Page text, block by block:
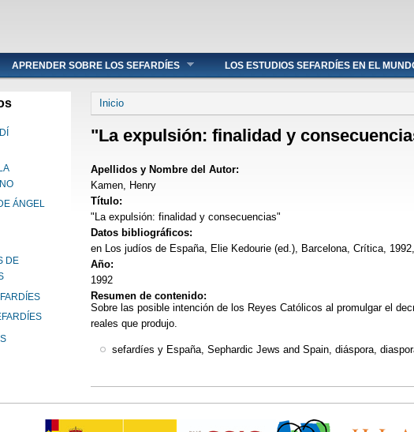
APRENDER SOBRE LOS SEFARDÍES LOS ESTUDIOS SEFARDÍES EN EL
ÁNGEL
DE
Se encuentra usted aquí
Inicio
"La expulsión: finalidad y
Apellidos y Nombre del Autor:
Kamen, Henry
Título:
"La expulsión: finalidad y consecuencias"
Datos bibliográficos:
en Los judíos de España, Elie Kedourie (ed.), Barcelona, Crítica,
Año:
1992
Resumen de contenido:
Sobre las posible intención de los Reyes Católicos al promulgar el
reales que produjo.
sefardíes y España, Sephardic Jews and Spain, diáspora,